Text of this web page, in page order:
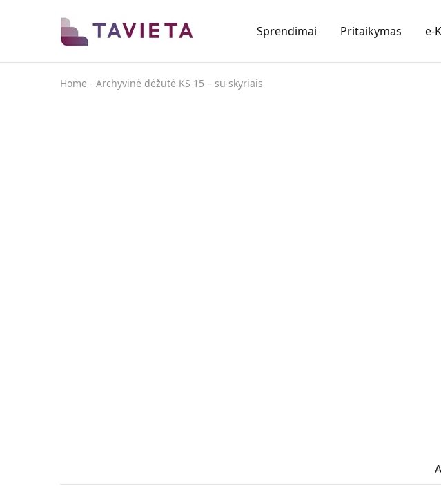
TAVIETA
Vietos
taupymo
Sprendimai Pritaikymas e-
Home - Archyvinė dėžutė KS 15 – su skyriais